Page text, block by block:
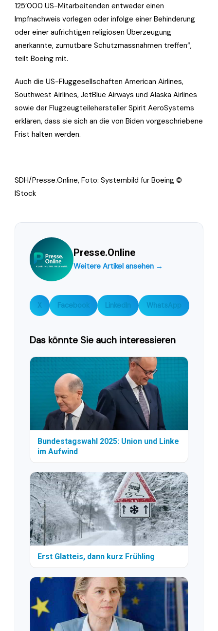
125’000 US-Mitarbeitenden entweder einen
Impfnachweis vorlegen oder infolge einer Behinderung
oder einer aufrichtigen religiösen Überzeugung
anerkannte, zumutbare Schutzmassnahmen treffen“,
teilt Boeing mit.
Auch die US-Fluggesellschaften American Airlines,
Southwest Airlines, JetBlue Airways und Alaska Airlines
sowie der Flugzeugteilehersteller Spirit AeroSystems
erklären, dass sie sich an die von Biden vorgeschriebene
Frist halten werden.
SDH/Presse.Online, Foto: Systembild für Boeing ©
IStock
Presse.Online
Weitere Artikel ansehen →
X Facebook LinkedIn WhatsApp
Das könnte Sie auch interessieren
Bundestagswahl 2025: Union und Linke
im Aufwind
Erst Glatteis, dann kurz Frühling